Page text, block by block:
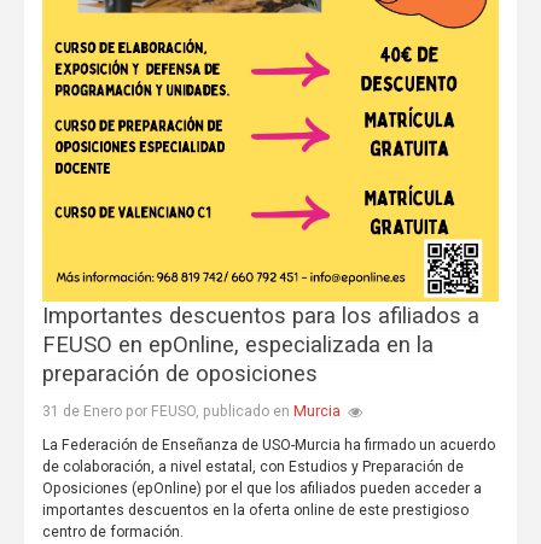
Importantes descuentos para los afiliados a
FEUSO en epOnline, especializada en la
preparación de oposiciones
31 de Enero por FEUSO, publicado en Murcia
La Federación de Enseñanza de USO-Murcia ha firmado un acuerdo
de colaboración, a nivel estatal, con Estudios y Preparación de
Oposiciones (epOnline) por el que los afiliados pueden acceder a
importantes descuentos en la oferta online de este prestigioso
centro de formación.